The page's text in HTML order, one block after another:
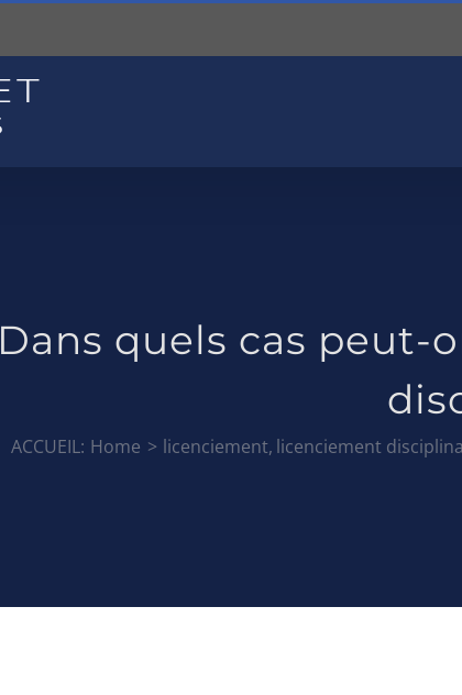
Dans quels cas
ACCUEIL: Home licenciement licenciement